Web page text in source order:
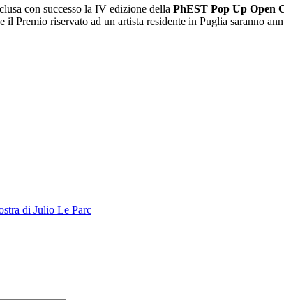
con successo la IV edizione della PhEST Pop Up Open
Premio riservato ad un artista residente in Puglia saranno
di Julio Le Parc